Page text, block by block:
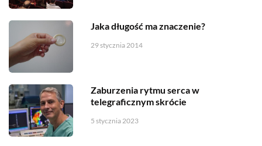
Jaka długość ma znaczenie?
29 stycznia 2014
Zaburzenia rytmu serca w
telegraficznym skrócie
5 stycznia 2023